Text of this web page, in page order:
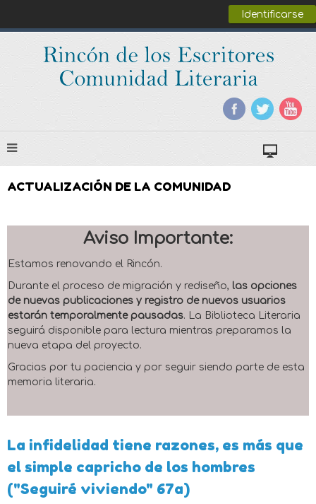
Identificarse
ACTUALIZACIÓN DE LA COMUNIDAD
Aviso Importante:
Estamos renovando el Rincón.
Durante el proceso de migración y rediseño, las opciones
de nuevas publicaciones y registro de nuevos usuarios
estarán temporalmente pausadas. La Biblioteca Literaria
seguirá disponible para lectura mientras preparamos la
nueva etapa del proyecto.
Gracias por tu paciencia y por seguir siendo parte de esta
memoria literaria.
La infidelidad tiene razones, es más que
el simple capricho de los hombres
("Seguiré viviendo" 67a)